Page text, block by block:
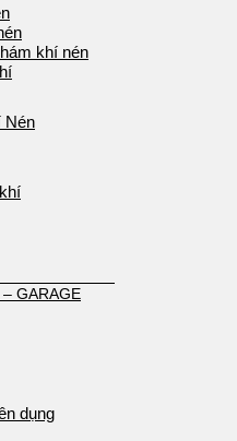
khí nén
Nén
GARAGE
dụng